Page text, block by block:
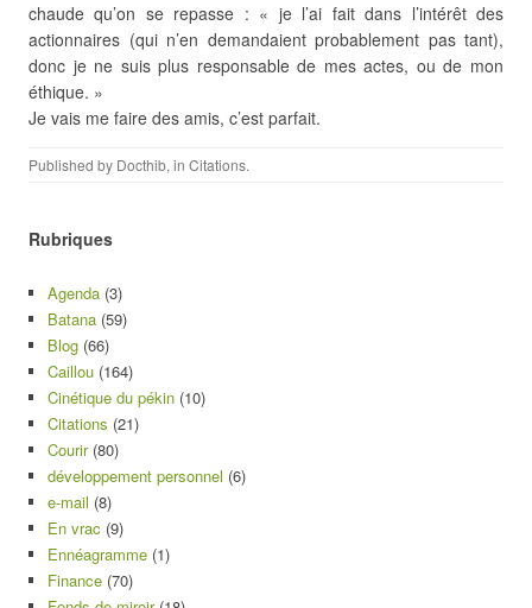
chaude qu’on se repasse : « je l’ai fait dans l’intérêt des
actionnaires (qui n’en demandaient probablement pas tant),
donc je ne suis plus responsable de mes actes, ou de mon
éthique. »
Je vais me faire des amis, c’est parfait.
Published by Docthib, in Citations.
Rubriques
Agenda (3)
Batana (59)
Blog (66)
Caillou (164)
Cinétique du pékin (10)
Citations (21)
Courir(80)
développement personnel (6)
e-mail (8)
En vrac (9)
Ennéagramme (1)
Finance (70)